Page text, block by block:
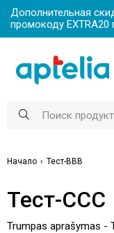
Дополнительная
промокоду EXTRA20
Начало Тест-ВВВ
Тест-CCC
Trumpas aprašymas -